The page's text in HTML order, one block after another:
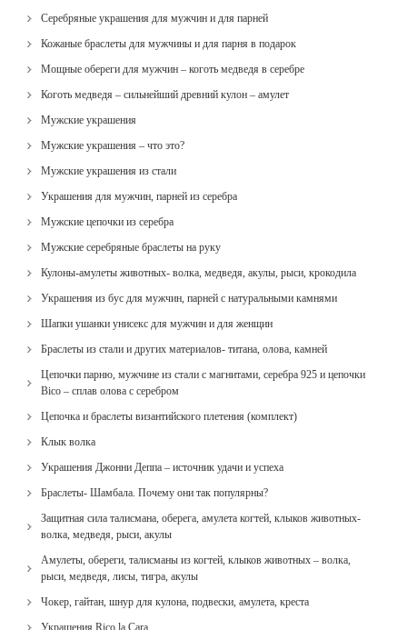
Серебряные украшения для мужчин и для парней
Кожаные браслеты для мужчины и для парня в подарок
Мощные обереги для мужчин – коготь медведя в серебре
Коготь медведя – сильнейший древний кулон – амулет
Мужские украшения
Мужские украшения – что это?
Мужские украшения из стали
Украшения для мужчин, парней из серебра
Мужские цепочки из серебра
Мужские серебряные браслеты на руку
Кулоны-амулеты животных- волка, медведя, акулы, рыси, крокодила
Украшения из бус для мужчин, парней с натуральными камнями
Шапки ушанки унисекс для мужчин и для женщин
Браслеты из стали и других материалов- титана, олова, камней
Цепочки парню, мужчине из стали с магнитами, серебра 925 и цепочки
Bico – сплав олова с серебром
Цепочка и браслеты византийского плетения (комплект)
Клык волка
Украшения Джонни Деппа – источник удачи и успеха
Браслеты- Шамбала. Почему они так популярны?
Защитная сила талисмана, оберега, амулета когтей, клыков животных-
волка, медведя, рыси, акулы
Амулеты, обереги, талисманы из когтей, клыков животных – волка,
рыси, медведя, лисы, тигра, акулы
Чокер, гайтан, шнур для кулона, подвески, амулета, креста
Украшения Rico la Cara